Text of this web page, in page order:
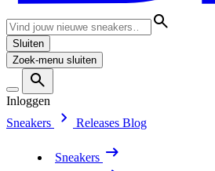
Sluiten
Zoek-menu sluiten
Inloggen
Sneakers
Releases Blog
Sneakers